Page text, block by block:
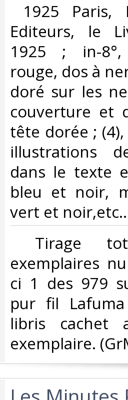
1925
Editeurs, le
1925 ; in-8°,
rouge, dos à
doré sur les
couverture et
tête dorée ; (4),
illustrations
dans le texte
bleu et noir,
vert et
Tirage
exemplaires
ci 1 des 979
pur fil
libris cachet
exemplaire.